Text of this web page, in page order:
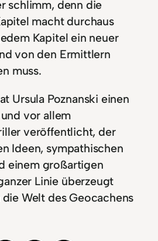
schlimm, denn die
macht durchaus
Kapitel ein neuer
von den Ermittlern
muss.
Ursula Poznanski einen
vor allem
veröffentlicht, der
Ideen, sympathischen
einem großartigen
Linie überzeugt
Welt des Geocachens